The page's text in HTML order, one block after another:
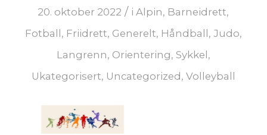
20. oktober 2022 / iAlpin, Barneidrett,
Fotball, Friidrett, Generelt, Håndball, Judo,
Langrenn, Orientering, Sykkel,
Ukategorisert, Uncategorized, Volleyball